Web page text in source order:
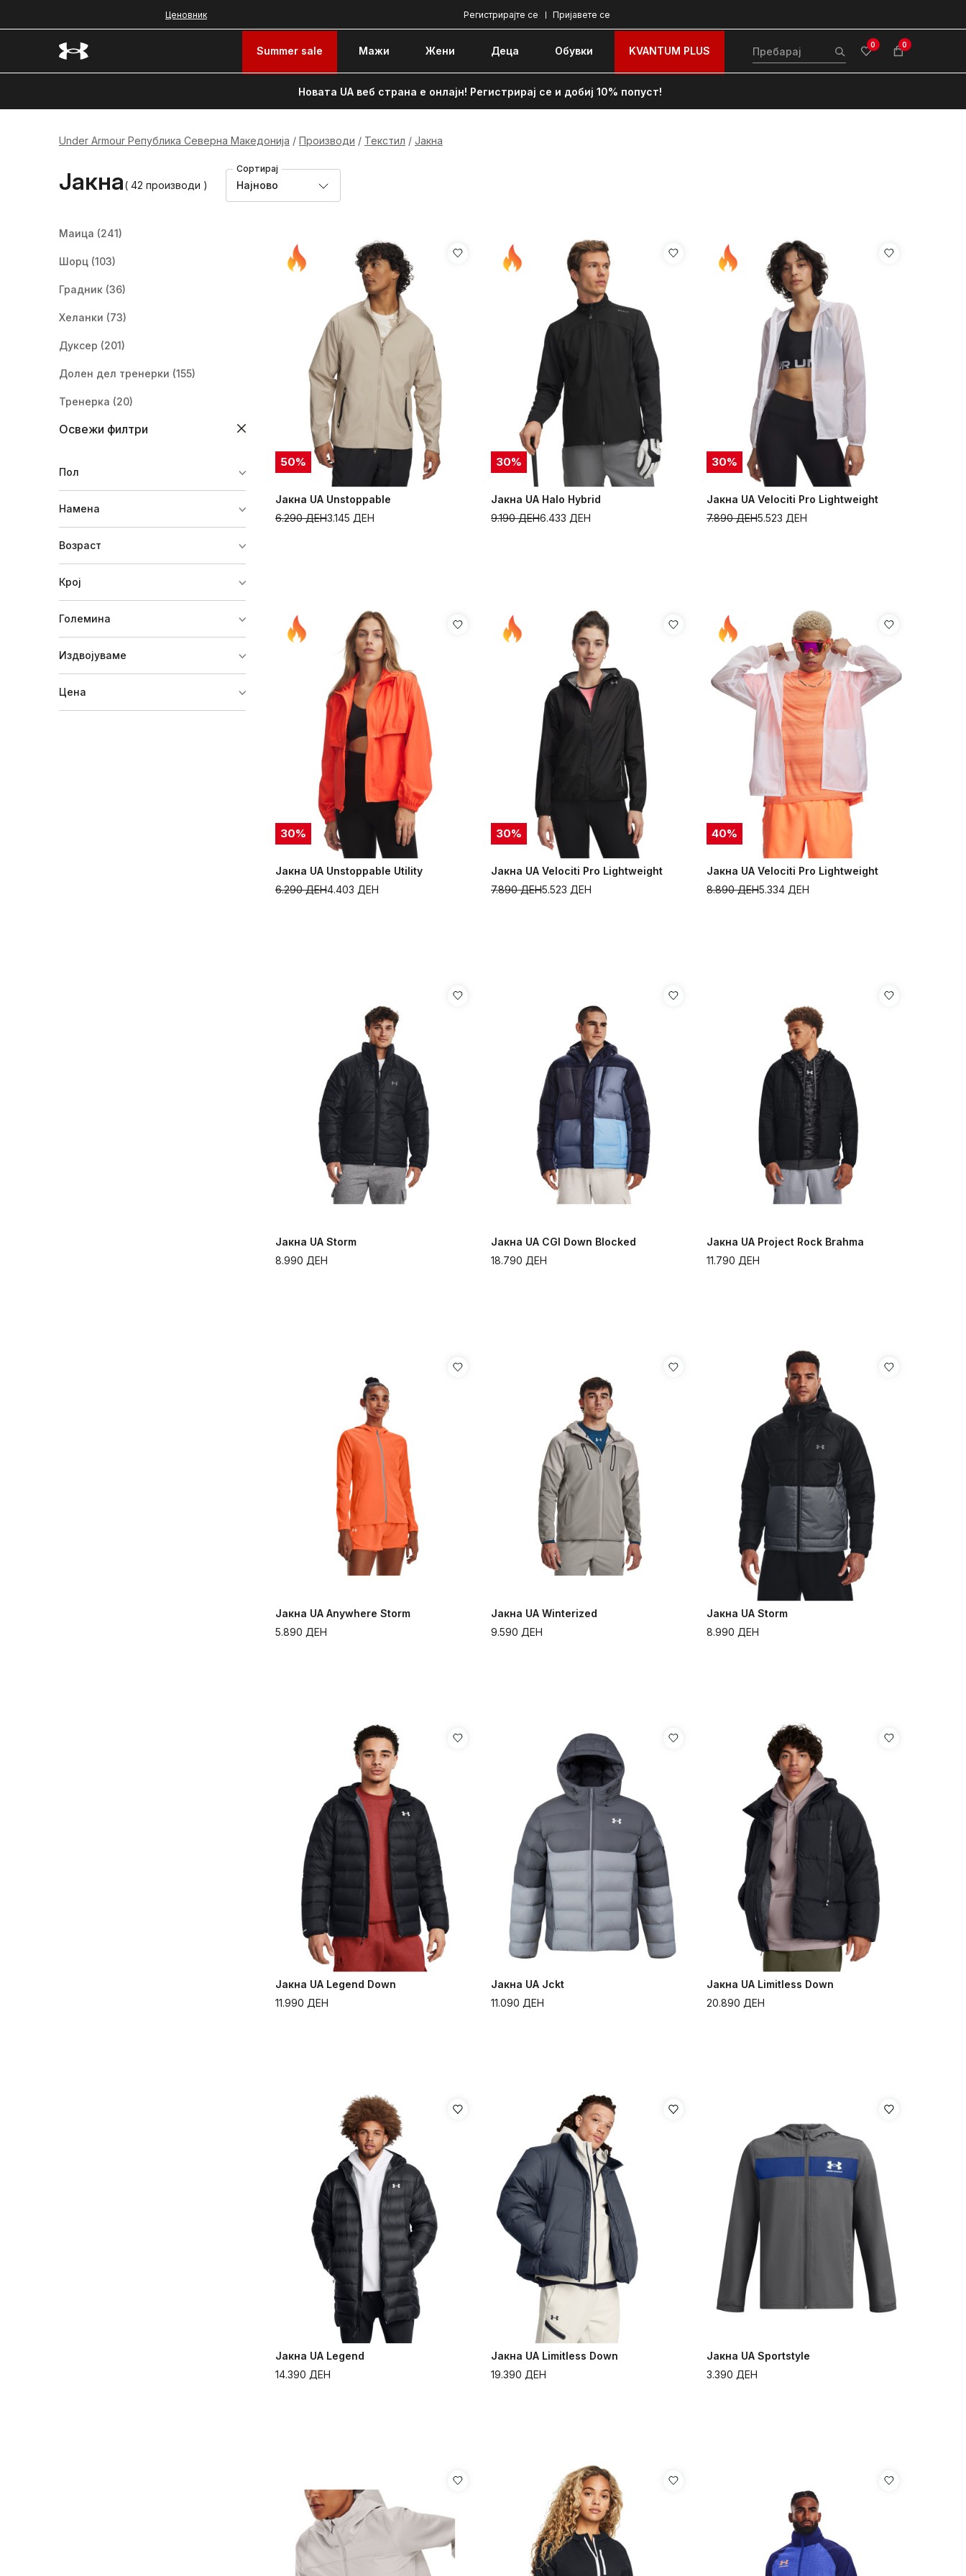
Ценовник Пријавете се
Регистрирајте се
Summer sale Мажи Жени Децa Обувки KVANTUM PLUS 0 0
Новата UA веб страна е онлајн! Регистрирај се и добиј 10% попуст!
Under Armour Република Северна Македонија Производи Текстил Јакна
Јакна( 42 производи )
Сортирај
Најново
Маица (241)
Шорц (103)
Градник (36)
Хеланки (73)
Дуксер (201)
Долен дел тренерки (155)
Тренерка (20)
Шушкавец(13)
Панталони
Долна облека
Освежи филтри
Пол
Намена
Возраст
Крој
Големина
Издвојуваме
Цена
50%
Јакна UA Unstoppable
3.145 ДЕН
6.290ДЕН
30%
Јакна UA Halo Hybrid
6.433 ДЕН
9.190ДЕН
30%
Јакна UA Velociti Pro Lightweight
5.523 ДЕН
7.890ДЕН
30%
Јакна UA Unstoppable Utility
4.403 ДЕН
6.290ДЕН
30%
Јакна UA Velociti Pro Lightweight
5.523 ДЕН
7.890ДЕН
40%
Јакна UA Velociti Pro Lightweight
5.334 ДЕН
8.890ДЕН
Јакна UA Storm
8.990 ДЕН
Јакна UA CGI Down Blocked
18.790 ДЕН
Јакна UA Project Rock Brahma
11.790 ДЕН
Јакна UA Anywhere Storm
5.890 ДЕН
Јакна UA Winterized
9.590 ДЕН
Јакна UA Storm
8.990 ДЕН
Јакна UA Legend Down
11.990 ДЕН
Јакна UA Jckt
11.090 ДЕН
Јакна UA Limitless Down
20.890 ДЕН
Јакна UA Legend
14.390 ДЕН
Јакна UA Limitless Down
19.390 ДЕН
Јакна UA Sportstyle
3.390 ДЕН